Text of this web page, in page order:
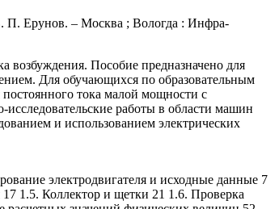
П. Ерунов. – Москва ; Вологда : Инфра-
возбуждения. Пособие предназначено для
Для обучающихся по образовательным
тока малой мощности с
работы в области машин
и использованием электрических
электродвигателя и исходные данные 7
1.5. Коллектор и щетки 21 1.6. Проверка